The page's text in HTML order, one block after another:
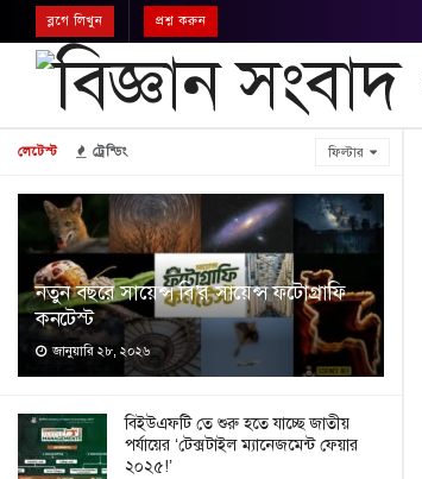
লেটেস্ট ট্রেন্ডিং ফিল্টার
নতুন বছরে সায়েন্স বি’র সায়েন্স ফটোগ্রাফি
কনটেস্ট
জানুয়ারি ২৮, ২০২৬
বিইউএফটি তে শুরু হতে যাচ্ছে জাতীয়
পর্যায়ের ‘টেক্সটাইল ম্যানেজমেন্ট ফেয়ার
২০২৫!’
ব্লগে লিখুন প্রশ্ন করুন